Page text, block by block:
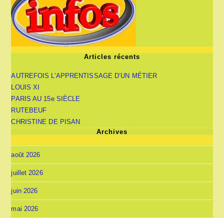
Articles récents
AUTREFOIS L’APPRENTISSAGE D’UN MÉTIER
LOUIS XI
PARIS AU 15e SIÈCLE
RUTEBEUF
CHRISTINE DE PISAN
Archives
août 2026
juillet 2026
juin 2026
mai 2026